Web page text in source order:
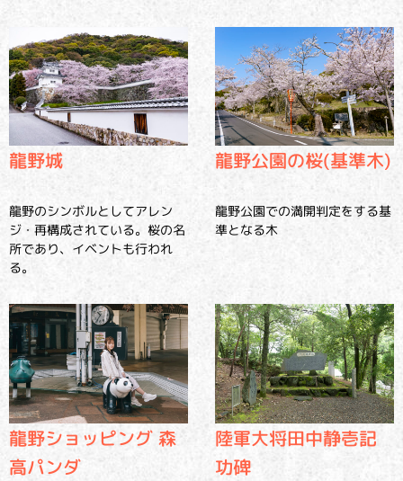
龍野城
龍野のシンボルとしてアレン
ジ・再構成されている。桜の名
所であり、イベントも行われ
る。
龍野公園の桜(基準木)
龍野公園での満開判定をする基
準となる木
龍野ショッピング 森
高パンダ
陸軍大将田中静壱記
功碑